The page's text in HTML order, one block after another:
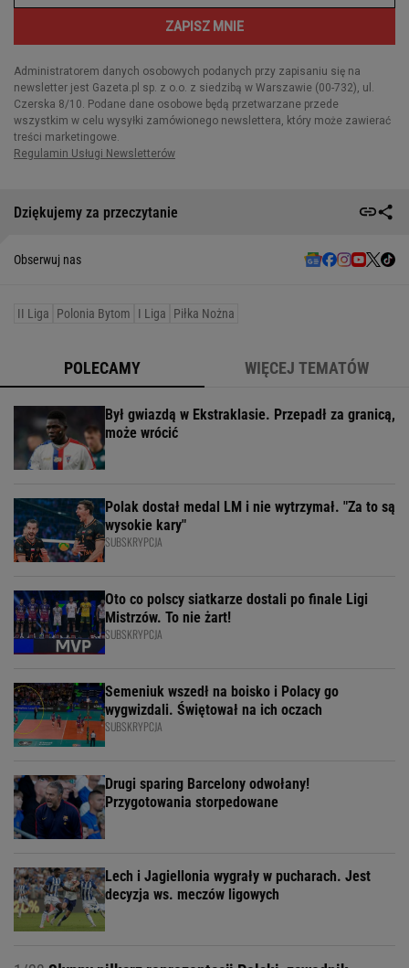
Dziękujemy za przeczytanie
Obserwuj nas
II Liga Polonia Bytom I Liga Piłka Nożna
POLECAMY WIĘCEJ TEMATÓW
Był gwiazdą w Ekstraklasie. Przepadł za granicą,
może wrócić
Polak dostał medal LM i nie wytrzymał. "Za to są
wysokie kary"
SUBSKRYPCJA
Oto co polscy siatkarze dostali po finale Ligi
Mistrzów. To nie żart!
SUBSKRYPCJA
Semeniuk wszedł na boisko i Polacy go
wygwizdali. Świętował na ich oczach
SUBSKRYPCJA
Drugi sparing Barcelony odwołany!
Przygotowania storpedowane
Lech i Jagiellonia wygrały w pucharach. Jest
decyzja ws. meczów ligowych